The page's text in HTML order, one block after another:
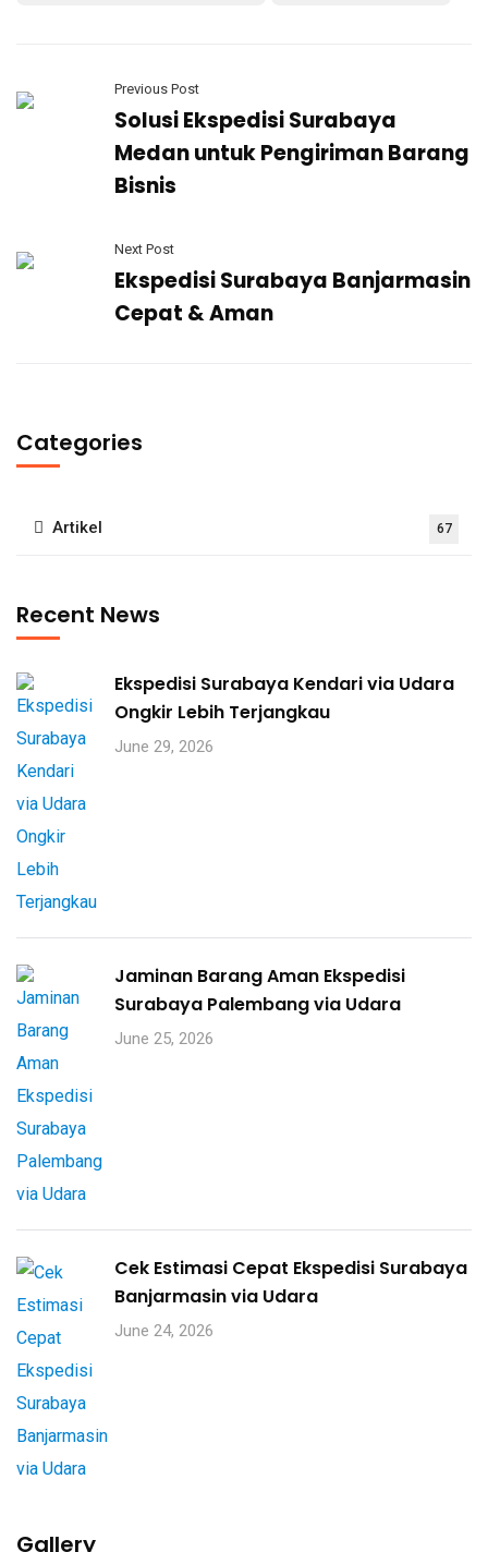
Previous Post
Solusi Ekspedisi Surabaya
Medan untuk Pengiriman Barang
Bisnis
Next Post
Ekspedisi Surabaya Banjarmasin
Cepat & Aman
Categories
Artikel 67
Recent News
Ekspedisi Surabaya Kendari via Udara
Ongkir Lebih Terjangkau
June 29, 2026
Jaminan Barang Aman Ekspedisi
Surabaya Palembang via Udara
June 25, 2026
Cek Estimasi Cepat Ekspedisi Surabaya
Banjarmasin via Udara
June 24, 2026
Gallery